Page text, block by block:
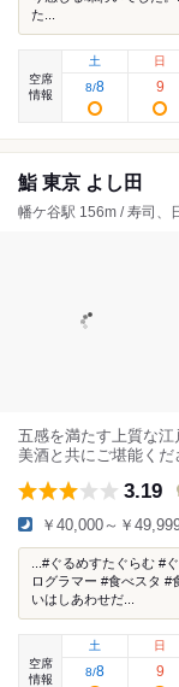
た...
空席
情報
土
8/8
日
9
鮨 東京 よし田
幡ケ谷駅 156m / 寿司、
五感を満たす上質な江
美酒と共にご堪能くだ
3.19
￥40,000～￥
...#ぐるめすたぐらむ #
ログラマー #食べスタ #
いはしあわせだ...
空席
情報
土
8/8
日
9